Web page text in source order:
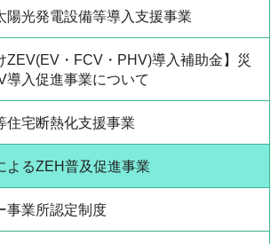
陽光発電設備等導入支援事業
ZEV(EV・FCV・PHV)導入補助金】災
導入促進事業について
住宅断熱化支援事業
よるZEH普及促進事業
事業所認定制度